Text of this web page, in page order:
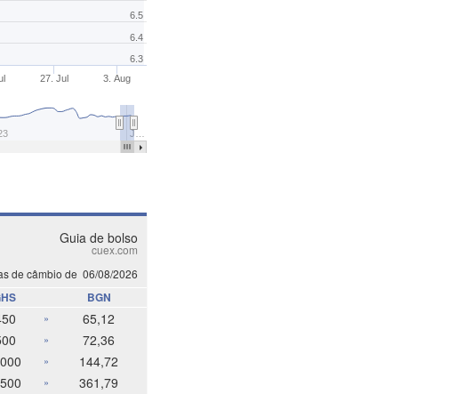
27. Jul 3. Aug
J…
6.3
6.4
6.5
Guia de bolso
cuex.com
de câmbio de 06/08/2026
BGN
»
65,12
»
72,36
»
144,72
»
361,79